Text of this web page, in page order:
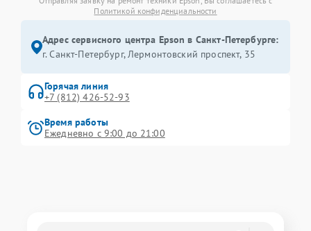
Политикой конфиденциальности
Адрес сервисного центра Epson в Санкт-Петербурге:
г. Санкт-Петербург, Лермонтовский проспект, 35
Горячая линия
+7 (812) 426-52-93
Время работы
Ежедневно с 9:00 до 21:00